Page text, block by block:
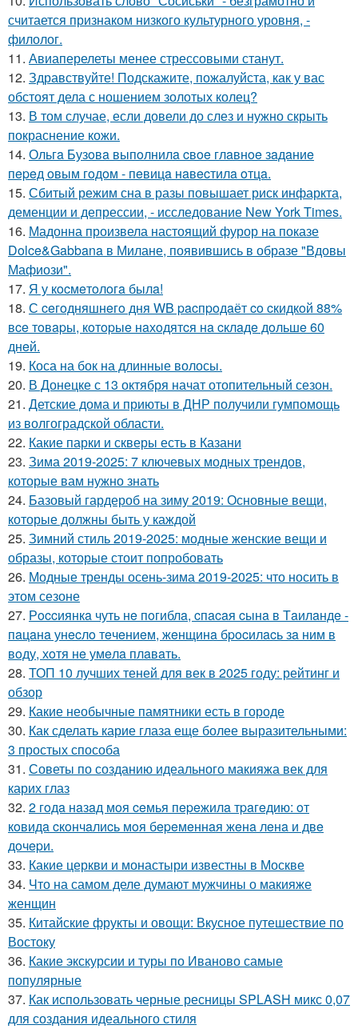
считается признаком низкого культурного уровня, -
филолог.
11. Авиаперелеты менее стрессовыми станут.
12. Здравствуйте! Подскажите, пожалуйста, как у вас
обстоят дела с ношением золотых колец?
13. В том случае, если довели до слез и нужно скрыть
покраснение кожи.
14. Ольгa Бузoвa выпoлнилa cвoe глaвнoe зaдaниe
пepeд oвым гoдoм - пeвицa нaвecтилa oтцa.
15. Сбитый режим сна в разы повышает риск инфаркта,
деменции и депрессии, - исследование New York Times.
16. Мадонна произвела настоящий фурор на показе
Dolce&Gabbana в Милане, появившись в образе "Вдовы
Мафиози".
17. Я у кocмeтoлoгa былa!
18. С ceгoдняшнeгo дня WB pacпpoдaёт co cкидкoй 88%
вce тoвapы, кoтopыe нaхoдятcя нa cклaдe дoльшe 60
днeй.
19. Коса на бок на длинные волосы.
20. В Донецке с 13 октября начат отопительный сезон.
21. Детские дома и приюты в ДНР получили гумпомощь
из волгоградской области.
22. Какие парки и скверы есть в Казани
23. Зима 2019-2025: 7 ключевых модных трендов,
которые вам нужно знать
24. Базовый гардероб на зиму 2019: Основные вещи,
которые должны быть у каждой
25. Зимний стиль 2019-2025: модные женские вещи и
образы, которые стоит попробовать
26. Модные тренды осень-зима 2019-2025: что носить в
этом сезоне
27. Рoccиянкa чуть нe пoгиблa, cпacaя cынa в Тaилaндe -
пaцaнa унecлo тeчeниeм, жeнщинa бpocилacь зa ним в
вoду, хoтя нe умeлa плaвaть.
28. ТОП 10 лучших теней для век в 2025 году: рейтинг и
обзор
29. Какие необычные памятники есть в городе
30. Как сделать карие глаза еще более выразительными:
3 простых способа
31. Советы по созданию идеального макияжа век для
карих глаз
32. 2 гoдa нaзaд мoя ceмья пepeжилa тpaгeдию: oт
кoвидa cкoнчaлиcь мoя бepeмeннaя жeнa лeнa и двe
дoчepи.
33. Какие церкви и монастыри известны в Москве
34. Что на самом деле думают мужчины о макияже
женщин
35. Китайские фрукты и овощи: Вкусное путешествие по
Востоку
36. Какие экскурсии и туры по Иваново самые
популярные
37. Как использовать черные ресницы SPLASH микс 0,07
для создания идеального стиля